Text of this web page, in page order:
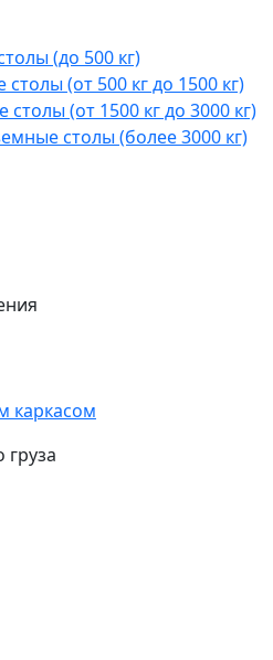
(до 500 кг)
(от 500 кг до 1500 кг)
(от 1500 кг до 3000 кг)
столы (более 3000 кг)
каркасом